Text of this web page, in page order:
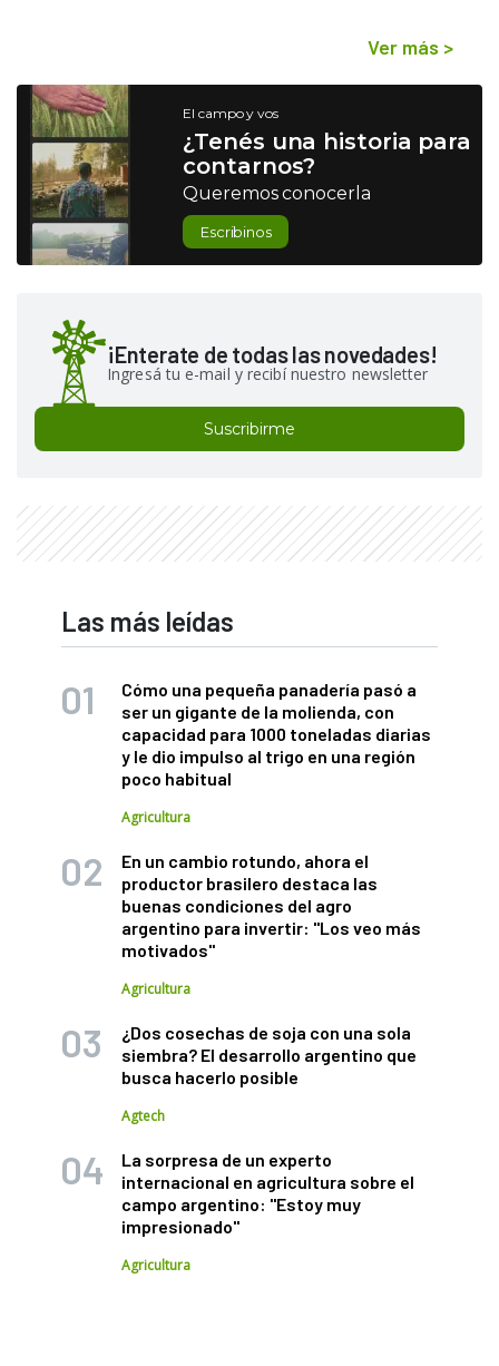
Ver más >
El campo y vos
¿Tenés una historia para
contarnos?
Queremos conocerla
Escribinos
¡Enterate de todas las novedades!
Ingresá tu e-mail y recibí nuestro newsletter
Suscribirme
Las más leídas
Cómo una pequeña panadería pasó a
ser un gigante de la molienda, con
capacidad para 1000 toneladas diarias
y le dio impulso al trigo en una región
poco habitual
Agricultura
En un cambio rotundo, ahora el
productor brasilero destaca las
buenas condiciones del agro
argentino para invertir: "Los veo más
motivados"
Agricultura
¿Dos cosechas de soja con una sola
siembra? El desarrollo argentino que
busca hacerlo posible
Agtech
La sorpresa de un experto
internacional en agricultura sobre el
campo argentino: "Estoy muy
impresionado"
Agricultura